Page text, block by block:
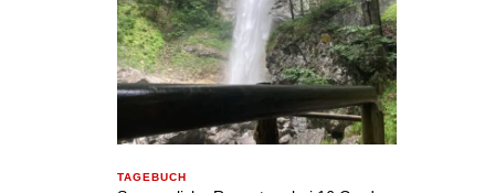
TAGEBUCH